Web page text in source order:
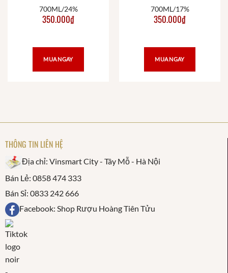
700ML/24%
350.000₫
MUA NGAY
700ML/17%
350.000₫
MUA NGAY
THÔNG TIN LIÊN HỆ
Địa chỉ: Vinsmart City - Tây Mỗ - Hà Nội
Bán Lẻ: 0858 474 333
Bán Sỉ: 0833 242 666
Facebook: Shop Rượu Hoàng Tiên Tửu